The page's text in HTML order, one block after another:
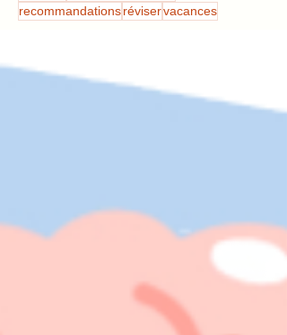
recommandationsréviservacances